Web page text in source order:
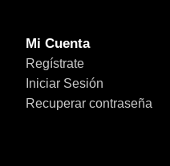
Mi Cuenta
Regístrate
Iniciar Sesión
Recuperar contraseña